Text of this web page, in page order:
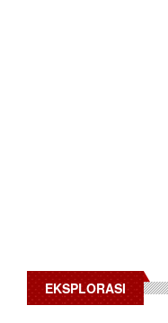
EKSPLORASI